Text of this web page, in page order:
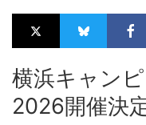
横浜キャン
2026開催決